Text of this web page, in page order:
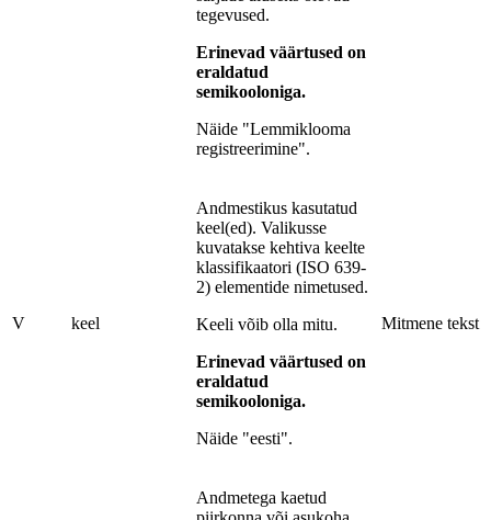
tegevused.
Erinevad väärtused on
eraldatud
semikooloniga.
Näide "Lemmiklooma
registreerimine".
V keel
Andmestikus kasutatud
keel(ed). Valikusse
kuvatakse kehtiva keelte
klassifikaatori (ISO 639-
2) elementide nimetused.
Keeli võib olla mitu.
Erinevad väärtused on
eraldatud
semikooloniga.
Näide "eesti".
Mitmene tekst
Andmetega kaetud